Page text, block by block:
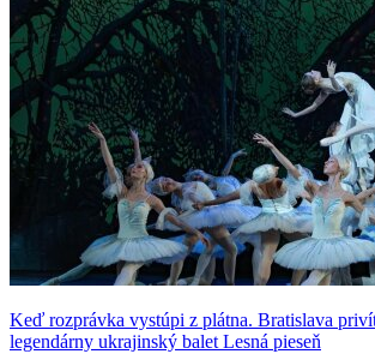
Keď rozprávka vystúpi z plátna. Bratislava
legendárny ukrajinský balet Lesná pieseň